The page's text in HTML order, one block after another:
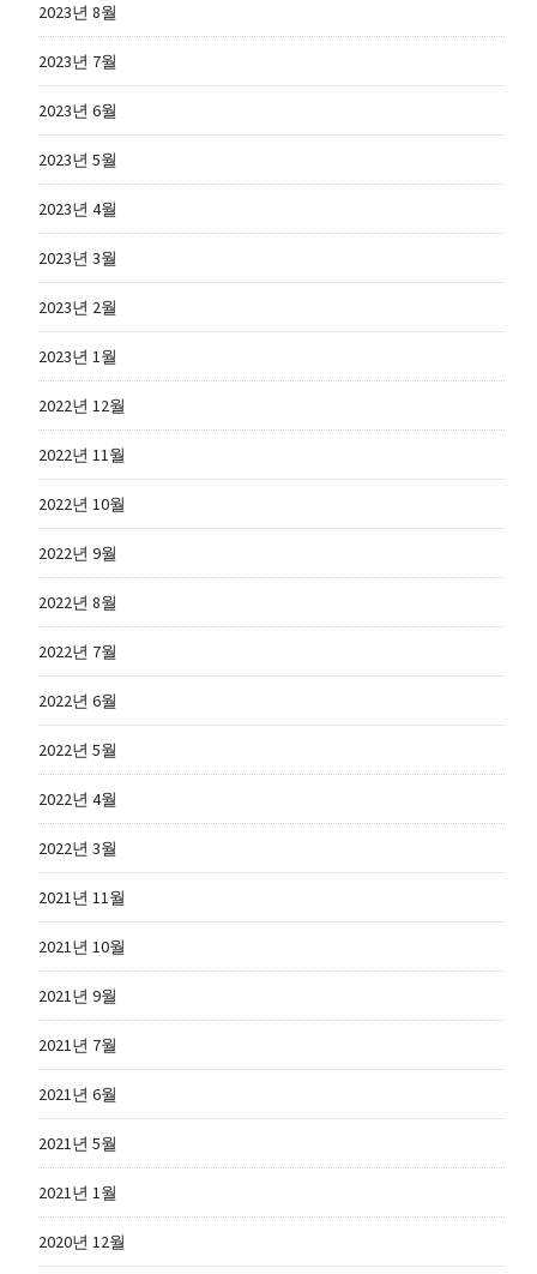
2023년 8월
2023년 7월
2023년 6월
2023년 5월
2023년 4월
2023년 3월
2023년 2월
2023년 1월
2022년 12월
2022년 11월
2022년 10월
2022년 9월
2022년 8월
2022년 7월
2022년 6월
2022년 5월
2022년 4월
2022년 3월
2021년 11월
2021년 10월
2021년 9월
2021년 7월
2021년 6월
2021년 5월
2021년 1월
2020년 12월